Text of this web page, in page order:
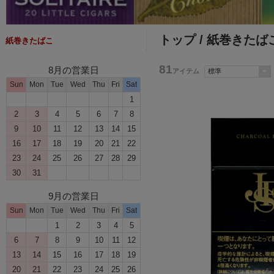
紙巻きたばこ
8月の営業日
Sun Mon Tue Wed Thu Fri Sat
1
2
3 4 5 6 7
8
9
10 11 12 13 14
15
16
17 18 19 20 21
22
23
24 25 26 27 28
29
30
31
9月の営業日
Sun Mon Tue Wed Thu Fri Sat
1 2 3 4
5
6
7 8 9 10 11
12
13
14 15 16 17 18
19
20
21 22 23 24 25 26
トップ/ 紙巻きたば
81アイテム